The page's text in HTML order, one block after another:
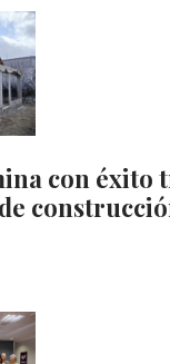
con éxito